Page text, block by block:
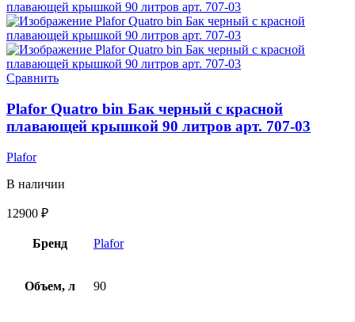
Сравнить
Plafor Quatro bin Бак черный с красной
плавающей крышкой 90 литров арт. 707-03
Plafor
В наличии
12900 ₽
Бренд Plafor
Объем, л 90